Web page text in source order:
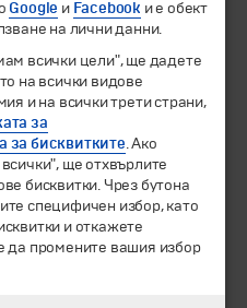
Всички права запазени.
А до Я
Google и Facebook и е обект
на лични данни.
всички цели", ще дадете
на всички видове
и на всички трети страни,
за
за бисквитките. Ако
ще отхвърлите
бисквитки. Чрез бутона
специфичен избор, като
и откажете
да промените вашия избор